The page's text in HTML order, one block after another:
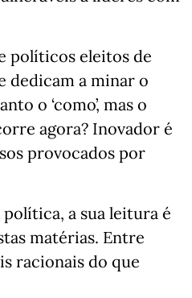
políticos eleitos de
dedicam a minar o
o ‘como’, mas o
agora? Inovador é
provocados por
a sua leitura é
matérias. Entre
racionais do que